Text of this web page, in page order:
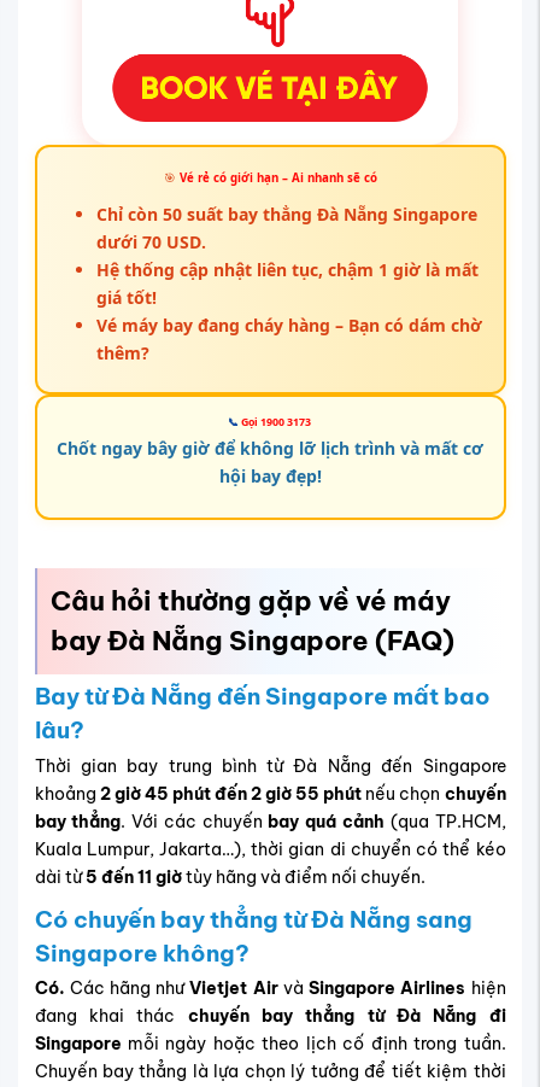
🎯 Vé rẻ có giới hạn – Ai nhanh sẽ có
Chỉ còn 50 suất bay thẳng Đà Nẵng Singapore
dưới 70 USD.
Hệ thống cập nhật liên tục, chậm 1 giờ là mất
giá tốt!
Vé máy bay đang cháy hàng – Bạn có dám chờ
thêm?
📞 Gọi 1900 3173
Chốt ngay bây giờ để không lỡ lịch trình và mất cơ
hội bay đẹp!
Câu hỏi thường gặp về vé máy
bay Đà Nẵng Singapore (FAQ)
Bay từ Đà Nẵng đến Singapore mất bao
lâu?
Thời gian bay trung bình từ Đà Nẵng đến Singapore
khoảng 2 giờ 45 phút đến 2 giờ 55 phút nếu chọn chuyến
bay thẳng. Với các chuyến bay quá cảnh (qua TP.HCM,
Kuala Lumpur, Jakarta…), thời gian di chuyển có thể kéo
dài từ5 đến 11 giờtùy hãng và điểm nối chuyến.
Có chuyến bay thẳng từ Đà Nẵng sang
Singapore không?
Có. Các hãng nhưVietjet AirvàSingapore Airlines hiện
đang khai thác chuyến bay thẳng từ Đà Nẵng đi
Singapore mỗi ngày hoặc theo lịch cố định trong tuần.
Chuyến bay thẳng là lựa chọn lý tưởng để tiết kiệm thời